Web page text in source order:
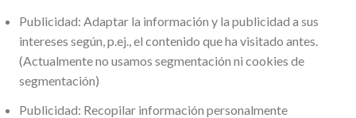
Publicidad: Adaptar la información y la publicidad a sus
intereses según, p.ej., el contenido que ha visitado antes.
(Actualmente no usamos segmentación ni cookies de
segmentación)
Publicidad: Recopilar información personalmente